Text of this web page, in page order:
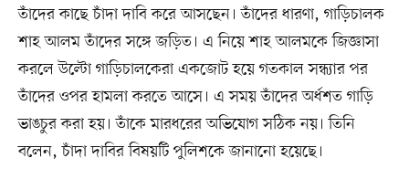
তাঁদের কাছে চাঁদা দাবি করে আসছেন। তাঁদের ধারণা, গাড়িচালক
শাহ আলম তাঁদের সঙ্গে জড়িত। এ নিয়ে শাহ আলমকে জিজ্ঞাসা
করলে উল্টো গাড়িচালকেরা একজোট হয়ে গতকাল সন্ধ্যার পর
তাঁদের ওপর হামলা করতে আসে। এ সময় তাঁদের অর্ধশত গাড়ি
ভাঙচুর করা হয়। তাঁকে মারধরের অভিযোগ সঠিক নয়। তিনি
বলেন, চাঁদা দাবির বিষয়টি পুলিশকে জানানো হয়েছে।